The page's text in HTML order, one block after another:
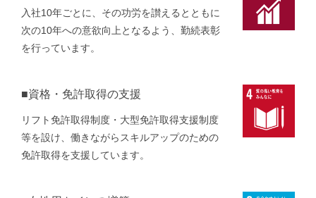
入社10年ごとに、その功労を讃えるとともに
次の10年への意欲向上となるよう、勤続表彰
を行っています。
■資格・免許取得の支援
リフト免許取得制度・大型免許取得支援制度
等を設け、働きながらスキルアップのための
免許取得を支援しています。